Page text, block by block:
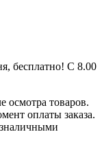
бесплатно! С 8.00
осмотра товаров.
оплаты заказа.